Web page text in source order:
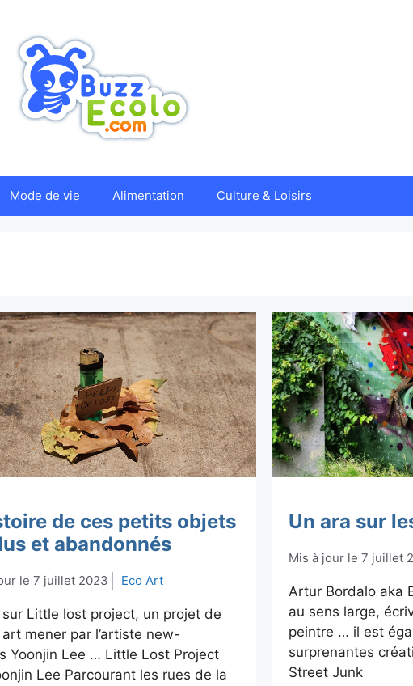
Mode de vie Alimentation Culture & Loisirs
de ces petits objets
et abandonnés
7 juillet 2023 Eco Art
sur Little lost project, un projet de
mener par l’artiste new-
Yoonjin Lee … Little Lost Project
Lee Parcourant les rues de la
Un ara sur
7 juillet
Artur Bordalo aka
au sens large,
peintre … il est
surprenantes
Street Junk